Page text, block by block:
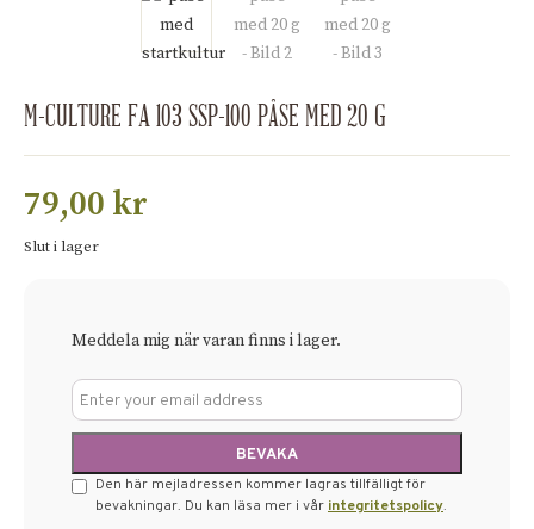
M-CULTURE FA 103 SSP-100 PÅSE MED 20 G
79,00 kr
Slut i lager
Meddela mig när varan finns i lager.
Den här mejladressen kommer lagras tillfälligt för
bevakningar. Du kan läsa mer i vår integritetspolicy.